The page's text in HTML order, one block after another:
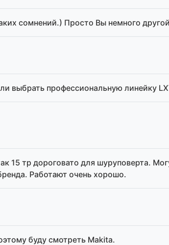
сомнений.) Просто Вы немного
выбрать профессиональную линейку
15 тр дороговато для шуруповерта.
Работают очень хорошо.
буду смотреть Makita.